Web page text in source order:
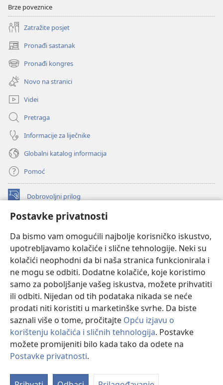
Postavke privatnosti
Da bismo vam omogućili najbolje korisničko iskustvo,
upotrebljavamo kolačiće i slične tehnologije. Neki su
kolačići neophodni da bi naša stranica funkcionirala i
ne mogu se odbiti. Dodatne kolačiće, koje koristimo
samo za poboljšanje vašeg iskustva, možete prihvatiti
ili odbiti. Nijedan od tih podataka nikada se neće
prodati niti koristiti u marketinške svrhe. Da biste
saznali više o tome, pročitajte Opću izjavu o
korištenju kolačića i sličnih tehnologija. Postavke
možete promijeniti bilo kada tako da odete na
Postavke privatnosti.
Brze poveznice
Zatražite posjet
Pronađi sastanak
(otvara
se
novi
prozor)
Pronađi kongres
(otvara
se
novi
prozor)
Novo na stranici
Videi
Pretraga
Informacije za liječnike
Globalni katalog informacija
Pomoć
Dobrovoljni prilog
(otvara
novi
INTERNETSKA BIBLIOTEKA Watchtower
se
novi
prozor)
JW Hub
(otvara
se
novi
JW Library
Watchtower Library
Copyright© 2026 Watch Tower Bible and Tract Society of Pennsylvania.
UVJETI KORIŠTENJA|